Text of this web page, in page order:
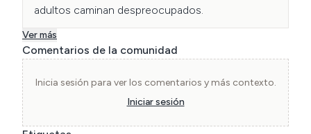
adultos caminan despreocupados.
Ver más
Comentarios de la comunidad
Inicia sesión para ver los comentarios y más contexto.
Iniciar sesión